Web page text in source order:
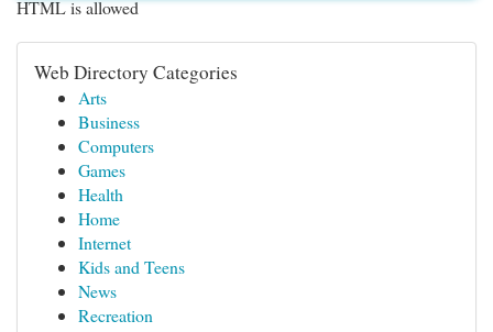
HTML is allowed
Web Directory Categories
Arts
Business
Computers
Games
Health
Home
Internet
Kids and Teens
News
Recreation